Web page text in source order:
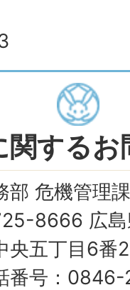
関する
部 危機管理課
8666 広島
央五丁目6番
番号：